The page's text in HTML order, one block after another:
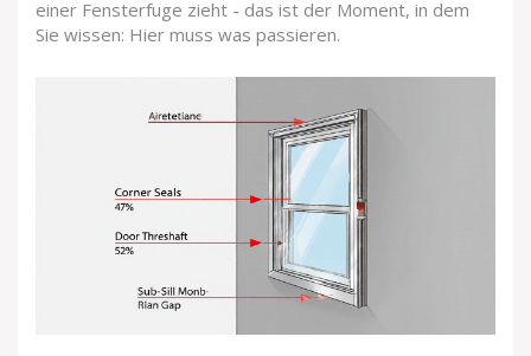
einer Fensterfuge zieht - das ist der Moment, in dem
Sie wissen: Hier muss was passieren.